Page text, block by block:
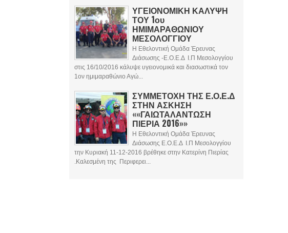
ΥΓΕΙΟΝΟΜΙΚΗ ΚΑΛΥΨΗ
ΤΟΥ 1ου
ΗΜΙΜΑΡΑΘΩΝΙΟΥ
ΜΕΣΟΛΟΓΓΙΟΥ
Η Εθελοντική Ομάδα Έρευνας
Διάσωσης -Ε.Ο.Ε.Δ Ι.Π Μεσολογγίου
στις 16/10/2016 κάλυψε υγειονομικά και διασωστικά τον
1ον ημιμαραθώνιο Αγώ...
ΣΥΜΜΕΤΟΧΗ ΤΗΣ Ε.Ο.Ε.Δ
ΣΤΗΝ ΑΣΚΗΣΗ
««ΓΑΙΩΤΑΛΑΝΤΩΣΗ
ΠΙΕΡΙΑ 2016»»
Η Εθελοντική Ομάδα Έρευνας
Διάσωσης Ε.Ο.Ε.Δ Ι.Π Μεσολογγίου
την Κυριακή 11-12-2016 βρέθηκε στην Κατερίνη Πιερίας
.Καλεσμένη της Περιφερει...